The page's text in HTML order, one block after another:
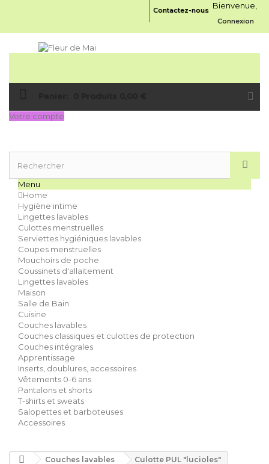
Bienvenue,
Connexion
Contactez-nous
Votre compte
Menu
Home
Hygiène intime
Lingettes lavables
Culottes menstruelles
Serviettes hygiéniques lavables
Coupes menstruelles
Mouchoirs de poche
Coussinets d'allaitement
Lingettes lavables
Maison
Salle de Bain
Cuisine
Couches lavables
Couches classiques et culottes de protection
Couches intégrales
Apprentissage
Inserts, doublures, accessoires
Vêtements 0-6 ans
Pantalons et shorts
T-shirts et sweats
Salopettes et barboteuses
Accessoires
Couches lavables Culotte PUL "lucioles"